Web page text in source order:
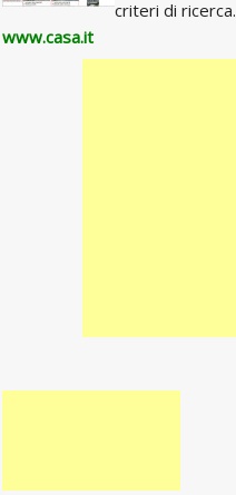
criteri di ricerca.
www.casa.it